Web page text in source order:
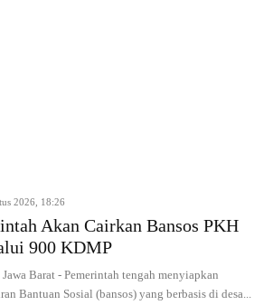
2026, 18:26
Akan Cairkan Bansos PKH
900 KDMP
Barat - Pemerintah tengah menyiapkan
Bantuan Sosial (bansos) yang berbasis di desa...